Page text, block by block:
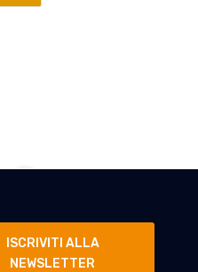
ISCRIVITI ALLA
NEWSLETTER